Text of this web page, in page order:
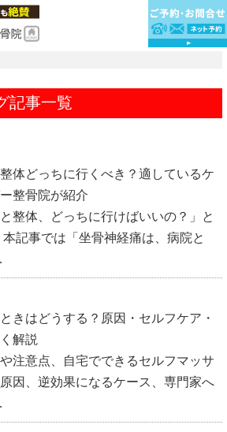
記事一覧
体どっちに行くべき？適しているケ
整骨院が紹介
整体、どっちに行けばいいの？」と
記事では「坐骨神経痛は、病院と
きはどうする？原因・セルフケア・
解説
注意点、自宅でできるセルフマッサ
因、逆効果になるケース、専門家へ